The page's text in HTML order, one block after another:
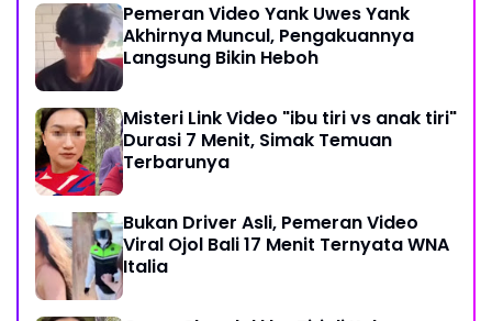
Pemeran Video Yank Uwes Yank
Akhirnya Muncul, Pengakuannya
Langsung Bikin Heboh
Misteri Link Video "ibu tiri vs anak tiri"
Durasi 7 Menit, Simak Temuan
Terbarunya
Bukan Driver Asli, Pemeran Video
Viral Ojol Bali 17 Menit Ternyata WNA
Italia